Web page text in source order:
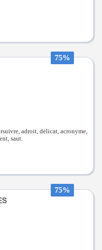
75%
adroit, délicat, acronyme,
saut.
75%